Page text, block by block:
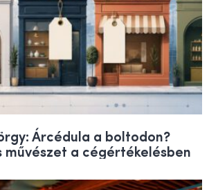
Árcédula a boltodon?
művészet a cégértékelésben